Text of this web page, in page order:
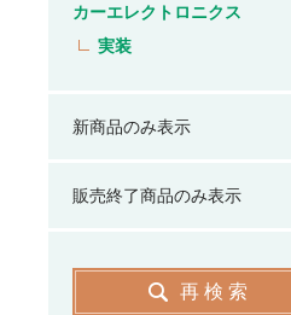
カーエレクトロニクス
実装
新商品のみ表示
販売終了商品のみ表示
再検索